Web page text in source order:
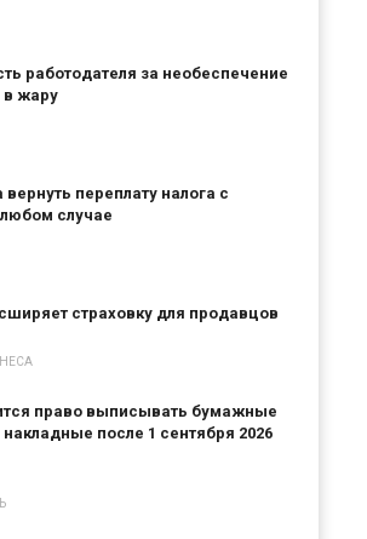
работодателя за необеспечение
в жару
переплату налога с
случае
страховку для продавцов
право выписывать бумажные
после 1 сентября 2026